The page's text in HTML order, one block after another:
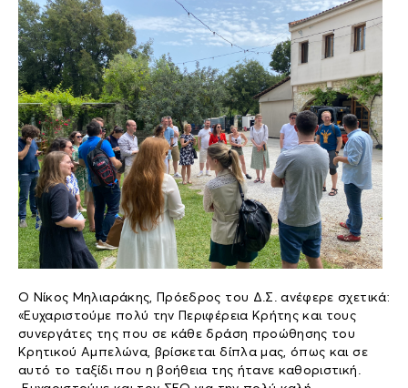
Ο Νίκος Μηλιαράκης, Πρόεδρος του Δ.Σ. ανέφερε σχετικά:
«Ευχαριστούμε πολύ την Περιφέρεια Κρήτης και τους
συνεργάτες της που σε κάθε δράση προώθησης του
Κρητικού Αμπελώνα, βρίσκεται δίπλα μας, όπως και σε
αυτό το ταξίδι που η βοήθεια της ήτανε καθοριστική.